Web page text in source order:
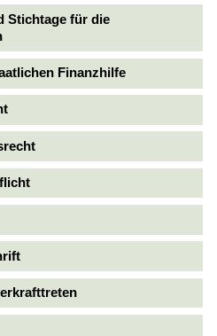
Stichtage für die
Finanzhilfe